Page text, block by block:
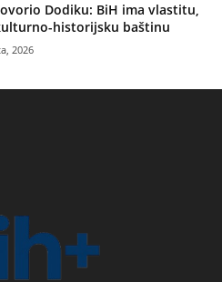
Dodiku: BiH ima vlastitu,
historijsku baštinu
2026